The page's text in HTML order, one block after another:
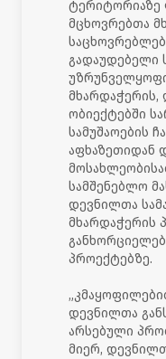
ტერიტორიაზე
მცხოვრებთა
გადაუდებელი
მხარდაჭერის,
ობიექტებში
სამუშაოების
აფხაზეთიდან
სამშენებლო
დევნილთა
მხარდაჭერის
პროექტებზე.
დევნილთა
არსებული
მიერ,